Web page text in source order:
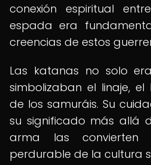
conexión espiritual
espada era
creencias de estos
Las katanas no solo
simbolizaban el linaje,
de los samuráis. Su
su significado más allá
arma las convierten
perdurable de la cultura